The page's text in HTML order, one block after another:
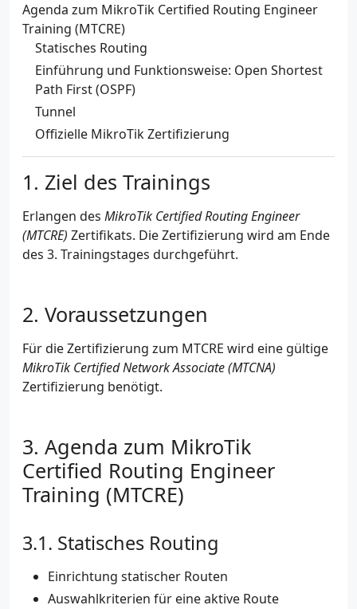
Agenda zum MikroTik Certified Routing Engineer
Training (MTCRE)
Statisches Routing
Einführung und Funktionsweise: Open Shortest
Path First (OSPF)
Tunnel
Offizielle MikroTik Zertifizierung
Ziel des Trainings
Erlangen des MikroTik Certified Routing Engineer
(MTCRE) Zertifikats. Die Zertifizierung wird am Ende
des 3. Trainingstages durchgeführt.
Voraussetzungen
Für die Zertifizierung zum MTCRE wird eine gültige
MikroTik Certified Network Associate (MTCNA)
Zertifizierung benötigt.
Agenda zum MikroTik
Certified Routing Engineer
Training (MTCRE)
Statisches Routing
Einrichtung statischer Routen
Auswahlkriterien für eine aktive Route